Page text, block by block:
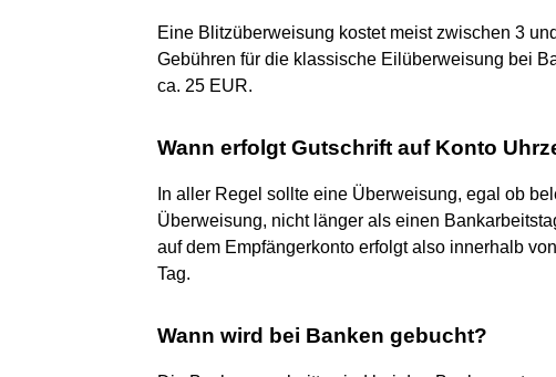
Eine Blitzüberweisung kostet meist zwischen 3
Gebühren für die klassische Eilüberweisung bei
ca. 25 EUR.
Wann erfolgt Gutschrift auf Konto
In aller Regel sollte eine Überweisung, egal ob
Überweisung, nicht länger als einen
auf dem Empfängerkonto erfolgt also innerhalb
Tag.
Wann wird bei Banken gebucht?